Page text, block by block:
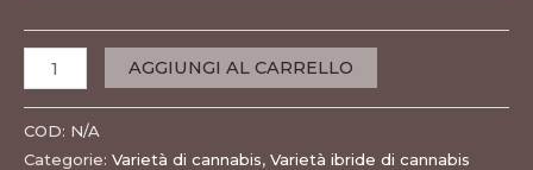
AGGIUNGI AL CARRELLO
COD: N/A
Categorie: Varietà di cannabis, Varietà ibride di cannabis